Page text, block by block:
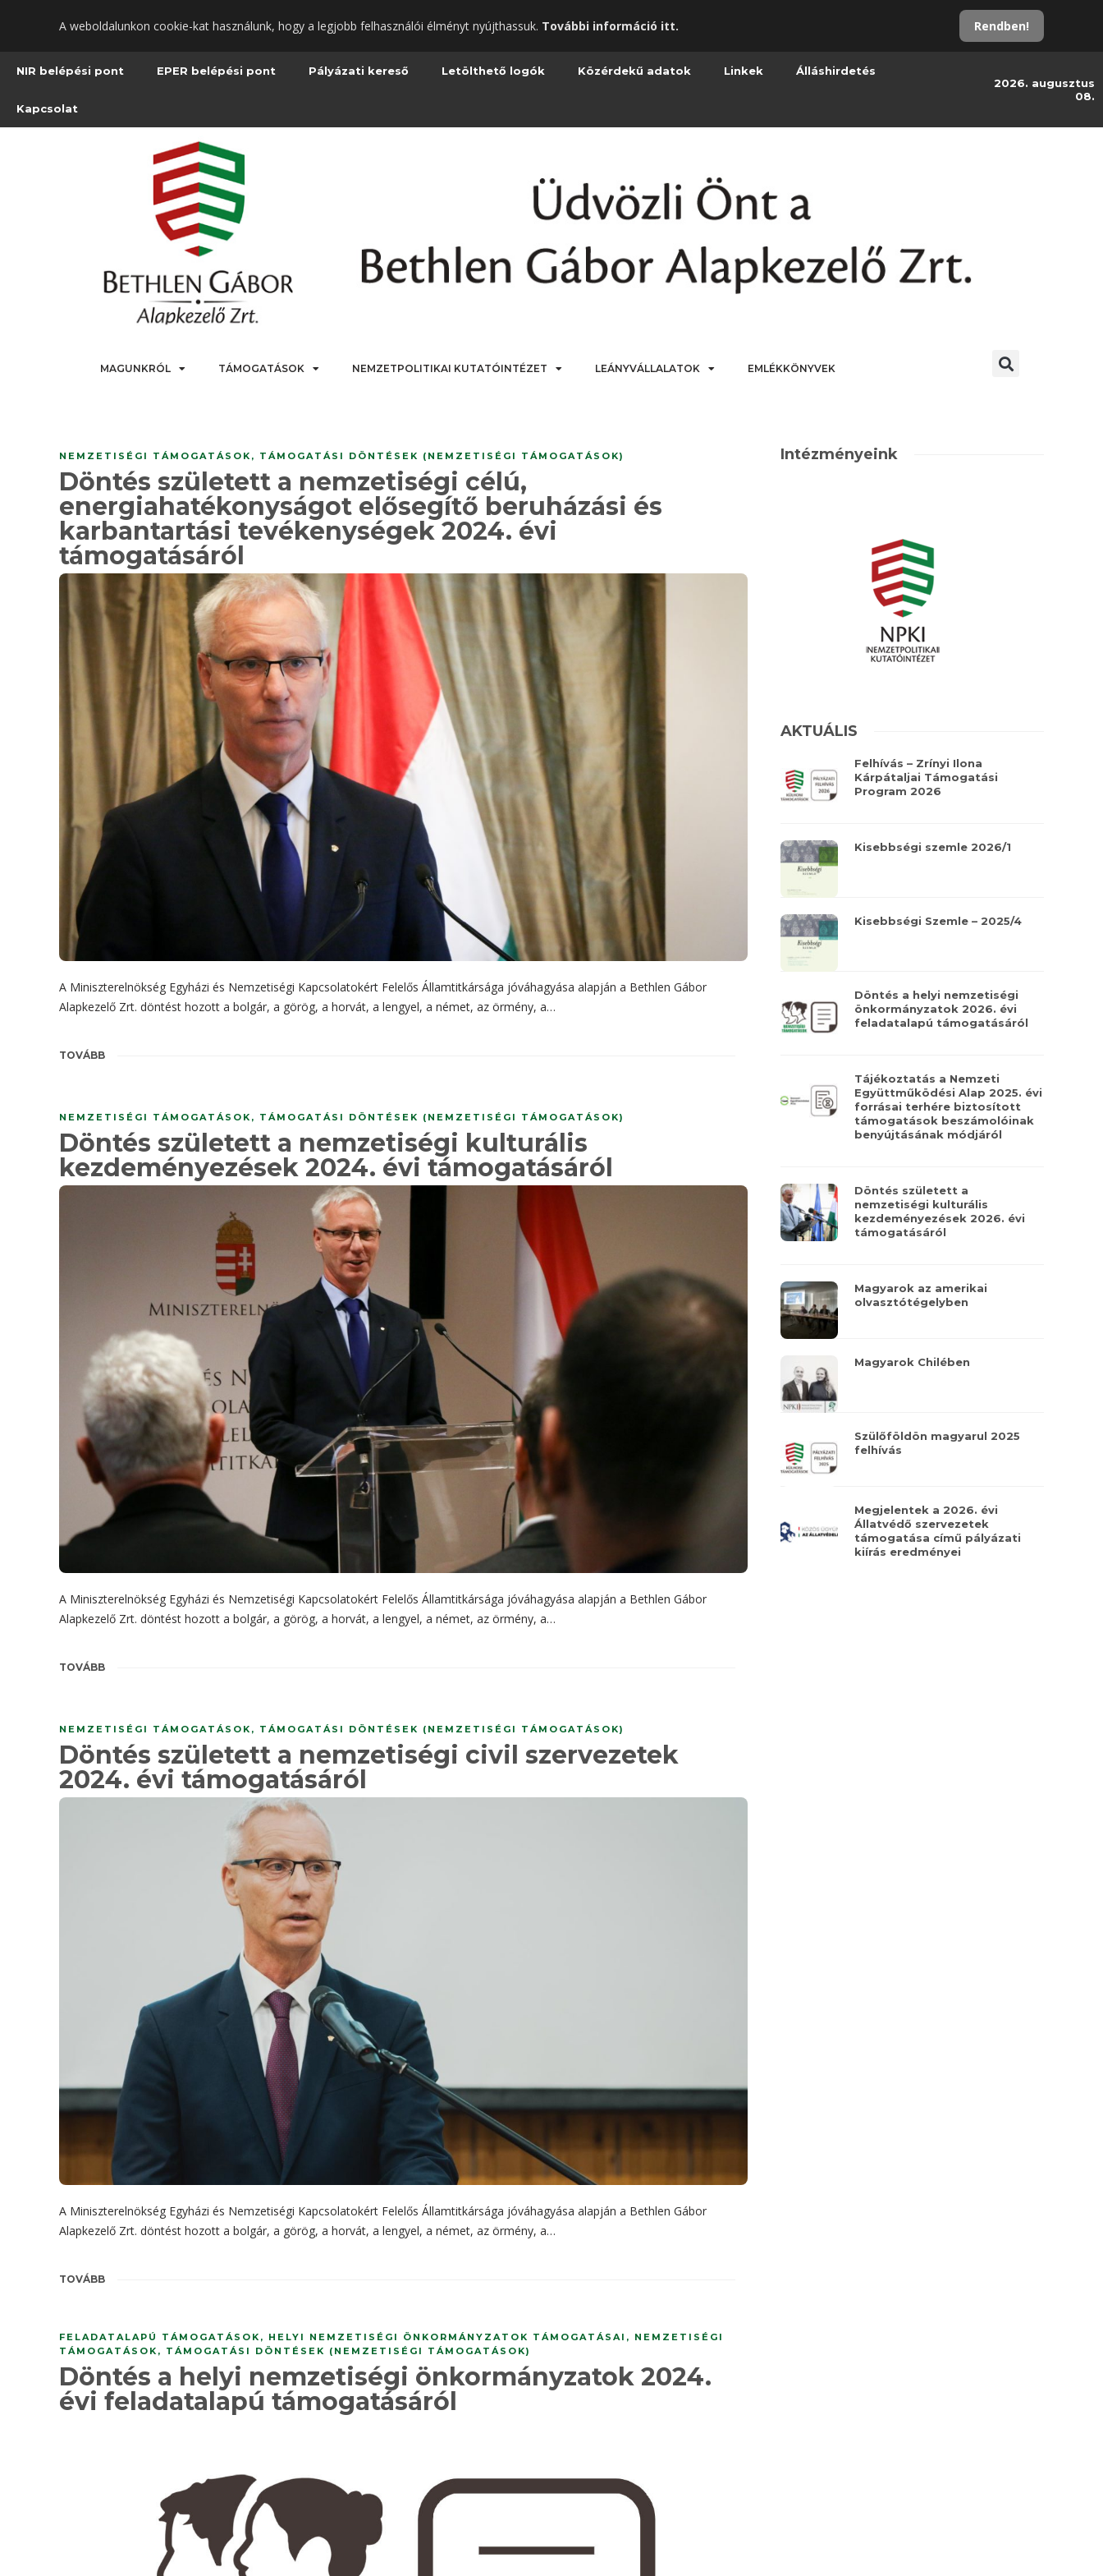
tartalomra
A weboldalunkon cookie-kat használunk, hogy a legjobb felhasználói élményt nyújthassuk. További információ itt. Rendben!
NIR belépési pont EPER belépési pont Pályázati kereső Letölthető logók Közérdekű adatok Linkek Álláshirdetés
Kapcsolat
2026. augusztus
08.
MAGUNKRÓL TÁMOGATÁSOK NEMZETPOLITIKAI KUTATÓINTÉZET LEÁNYVÁLLALATOK EMLÉKKÖNYVEK
NEMZETISÉGI TÁMOGATÁSOK , TÁMOGATÁSI DÖNTÉSEK (NEMZETISÉGI TÁMOGATÁSOK)
Döntés született a nemzetiségi célú,
energiahatékonyságot elősegítő beruházási és
karbantartási tevékenységek 2024. évi
támogatásáról
A Miniszterelnökség Egyházi és Nemzetiségi Kapcsolatokért Felelős Államtitkársága jóváhagyása alapján a Bethlen Gábor
Alapkezelő Zrt. döntést hozott a bolgár, a görög, a horvát, a lengyel, a német, az örmény, a…
TOVÁBB
NEMZETISÉGI TÁMOGATÁSOK , TÁMOGATÁSI DÖNTÉSEK (NEMZETISÉGI TÁMOGATÁSOK)
Döntés született a nemzetiségi kulturális
kezdeményezések 2024. évi támogatásáról
A Miniszterelnökség Egyházi és Nemzetiségi Kapcsolatokért Felelős Államtitkársága jóváhagyása alapján a Bethlen Gábor
Alapkezelő Zrt. döntést hozott a bolgár, a görög, a horvát, a lengyel, a német, az örmény, a…
TOVÁBB
NEMZETISÉGI TÁMOGATÁSOK , TÁMOGATÁSI DÖNTÉSEK (NEMZETISÉGI TÁMOGATÁSOK)
Döntés született a nemzetiségi civil szervezetek
2024. évi támogatásáról
A Miniszterelnökség Egyházi és Nemzetiségi Kapcsolatokért Felelős Államtitkársága jóváhagyása alapján a Bethlen Gábor
Alapkezelő Zrt. döntést hozott a bolgár, a görög, a horvát, a lengyel, a német, az örmény, a…
TOVÁBB
FELADATALAPÚ TÁMOGATÁSOK , HELYI NEMZETISÉGI ÖNKORMÁNYZATOK TÁMOGATÁSAI , NEMZETISÉGI
TÁMOGATÁSOK , TÁMOGATÁSI DÖNTÉSEK (NEMZETISÉGI TÁMOGATÁSOK)
Döntés a helyi nemzetiségi önkormányzatok 2024.
évi feladatalapú támogatásáról
Intézményeink
AKTUÁLIS
Felhívás – Zrínyi Ilona
Kárpátaljai Támogatási
Program 2026
Kisebbségi szemle 2026/1
Kisebbségi Szemle – 2025/4
Döntés a helyi nemzetiségi
önkormányzatok 2026. évi
feladatalapú támogatásáról
Tájékoztatás a Nemzeti
Együttműködési Alap 2025. évi
forrásai terhére biztosított
támogatások beszámolóinak
benyújtásának módjáról
Döntés született a
nemzetiségi kulturális
kezdeményezések 2026. évi
támogatásáról
Magyarok az amerikai
olvasztótégelyben
Magyarok Chilében
Szülőföldön magyarul 2025
felhívás
Megjelentek a 2026. évi
Állatvédő szervezetek
támogatása című pályázati
kiírás eredményei